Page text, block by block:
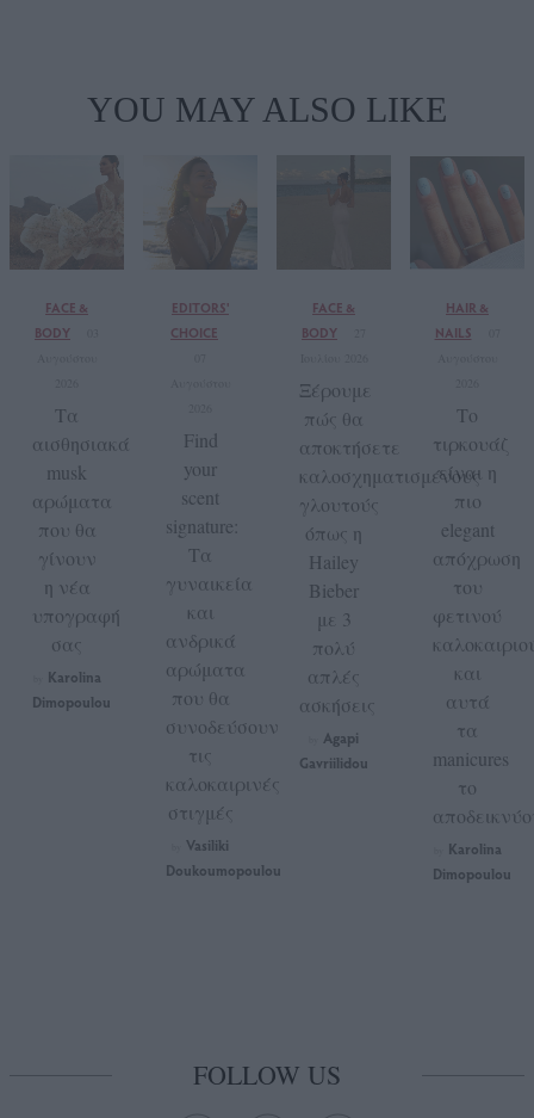
YOU MAY ALSO LIKE
FACE &
BODY
Τα
αισθησιακά
musk
αρώματα
που θα
γίνουν
η νέα
υπογραφή
σας
Karolina
Dimopoulou
EDITORS'
CHOICE
Find
your
scent
signature:
Τα
γυναικεία
και
ανδρικά
αρώματα
που θα
συνοδεύσουν
τις
καλοκαιρινές
στιγμές
Vasiliki
Doukoumopoulou
FACE &
BODY
Ξέρουμε
πώς θα
αποκτήσετε
καλοσχηματισμένους
γλουτούς
όπως η
Hailey
Bieber
με 3
πολύ
απλές
ασκήσεις
Agapi
Gavriilidou
HAIR &
NAILS
Το
τιρκουάζ
είναι η
πιο
elegant
απόχρωση
του
φετινού
και
αυτά
τα
manicures
το
Karolina
Dimopoulou
FOLLOW US